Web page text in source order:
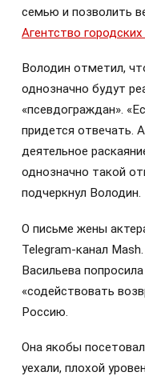
семью и позволить
Агентство
Володин отметил,
однозначно будут
«псевдограждан».
придется отвечать.
деятельное
однозначно такой
подчеркнул Володин.
О письме жены
Telegram-канал
Васильева
«содействовать
Россию.
Она якобы
уехали, плохой